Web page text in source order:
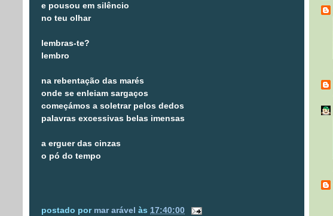
e pousou em silêncio
no teu olhar
lembras-te?
lembro
na rebentação das marés
onde se enleiam sargaços
começámos a soletrar pelos dedos
palavras excessivas belas imensas
a erguer das cinzas
o pó do tempo
postado por mar arável às 17:40:00